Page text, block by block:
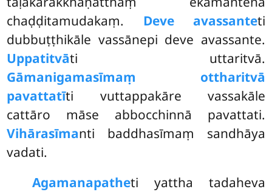
chaḍḍitamudakaṃ. Deve avassanteti
dubbuṭṭhikāle vassānepi deve avassante.
Uppatitvāti uttaritvā.
Gāmanigamasīmaṃ ottharitvā
pavattatīti vuttappakāre vassakāle
cattāro māse abbocchinnā pavattati.
Vihārasīmanti baddhasīmaṃ sandhāya
vadati.
Agamanapatheti yattha tadaheva